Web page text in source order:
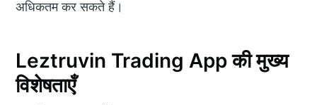
अधिकतम कर सकते हैं।
Leztruvin Trading App की मुख्य
विशेषताएँ